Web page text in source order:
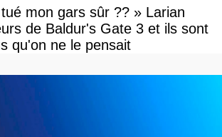
mon gars sûr ?? » Larian
de Baldur's Gate 3 et ils sont
qu'on ne le pensait